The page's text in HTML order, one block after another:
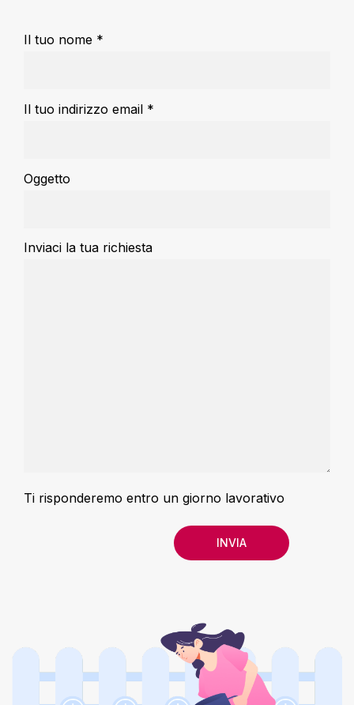
Il tuo nome *
Il tuo indirizzo email *
Oggetto
Inviaci la tua richiesta
Ti risponderemo entro un giorno lavorativo